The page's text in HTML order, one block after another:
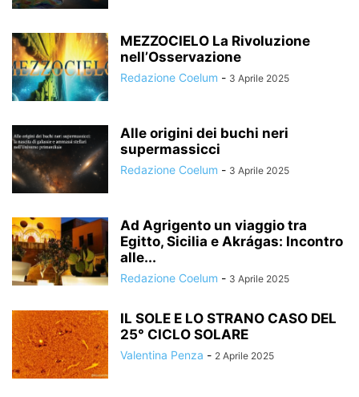
MEZZOCIELO La Rivoluzione
nell’Osservazione
Redazione Coelum - 3 Aprile 2025
Alle origini dei buchi neri
supermassicci
Redazione Coelum - 3 Aprile 2025
Ad Agrigento un viaggio tra
Egitto, Sicilia e Akrágas: Incontro
alle...
Redazione Coelum - 3 Aprile 2025
IL SOLE E LO STRANO CASO DEL
25° CICLO SOLARE
Valentina Penza - 2 Aprile 2025